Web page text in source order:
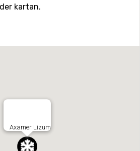
kartan.
Axamer Lizum